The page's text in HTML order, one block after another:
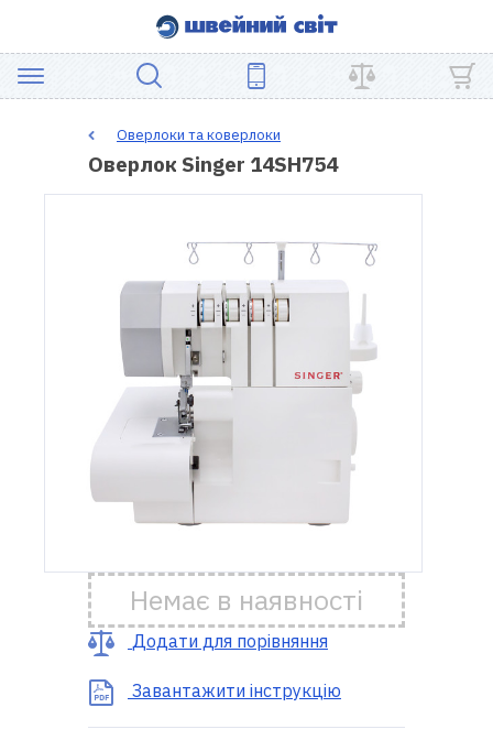
ШВЕЙНЕ
і оплата
Гарантія
Ремонт
Оверлоки та коверлоки
Оверлок Singer 14SH754
Немає в наявності
Додати для порівняння
Завантажити інструкцію